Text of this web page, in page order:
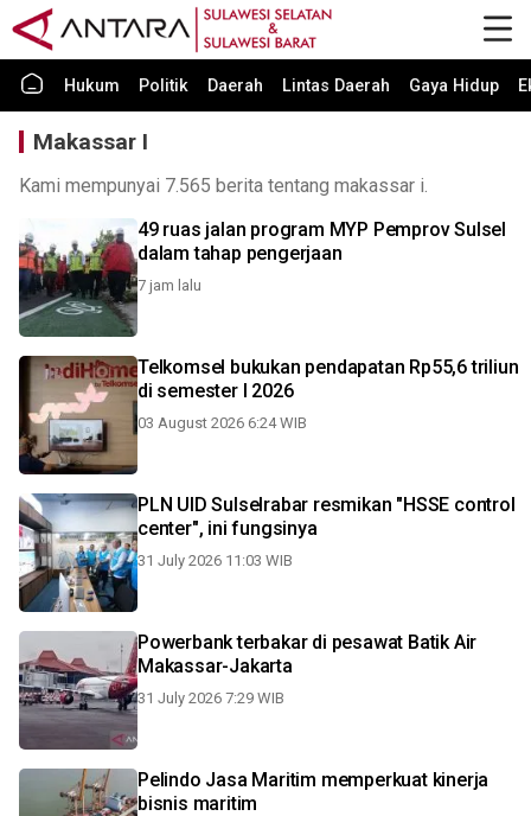
Hukum Politik Daerah Lintas Daerah Gaya Hidup
Makassar I
Kami mempunyai 7.565 berita tentang makassar i.
49 ruas jalan program MYP Pemprov Sulsel
dalam tahap pengerjaan
7 jam lalu
Telkomsel bukukan pendapatan Rp55,6 triliun
di semester I 2026
03 August 2026 6:24 WIB
PLN UID Sulselrabar resmikan "HSSE control
center", ini fungsinya
31 July 2026 11:03 WIB
Powerbank terbakar di pesawat Batik Air
Makassar-Jakarta
31 July 2026 7:29 WIB
Pelindo Jasa Maritim memperkuat kinerja
bisnis maritim